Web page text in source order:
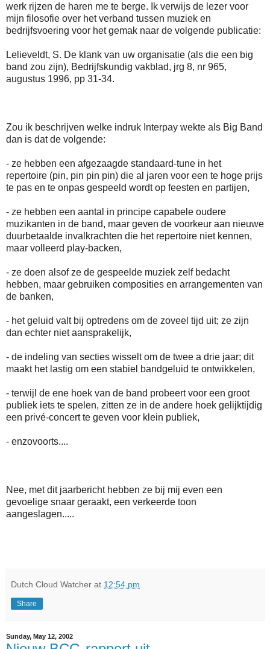
werk rijzen de haren me te berge. Ik verwijs de lezer voor
mijn filosofie over het verband tussen muziek en
bedrijfsvoering voor het gemak naar de volgende publicatie:
Lelieveldt, S. De klank van uw organisatie (als die een big
band zou zijn), Bedrijfskundig vakblad, jrg 8, nr 965,
augustus 1996, pp 31-34.
Zou ik beschrijven welke indruk Interpay wekte als Big Band
dan is dat de volgende:
- ze hebben een afgezaagde standaard-tune in het
repertoire (pin, pin pin pin) die al jaren voor een te hoge prijs
te pas en te onpas gespeeld wordt op feesten en partijen,
- ze hebben een aantal in principe capabele oudere
muzikanten in de band, maar geven de voorkeur aan nieuwe
duurbetaalde invalkrachten die het repertoire niet kennen,
maar volleerd play-backen,
- ze doen alsof ze de gespeelde muziek zelf bedacht
hebben, maar gebruiken composities en arrangementen van
de banken,
- het geluid valt bij optredens om de zoveel tijd uit; ze zijn
dan echter niet aansprakelijk,
- de indeling van secties wisselt om de twee a drie jaar; dit
maakt het lastig om een stabiel bandgeluid te ontwikkelen,
- terwijl de ene hoek van de band probeert voor een groot
publiek iets te spelen, zitten ze in de andere hoek gelijktijdig
een privé-concert te geven voor klein publiek,
- enzovoorts....
Nee, met dit jaarbericht hebben ze bij mij even een
gevoelige snaar geraakt, een verkeerde toon
aangeslagen.....
Dutch Cloud Watcher at 12:54 pm
Share
Sunday, May 12, 2002